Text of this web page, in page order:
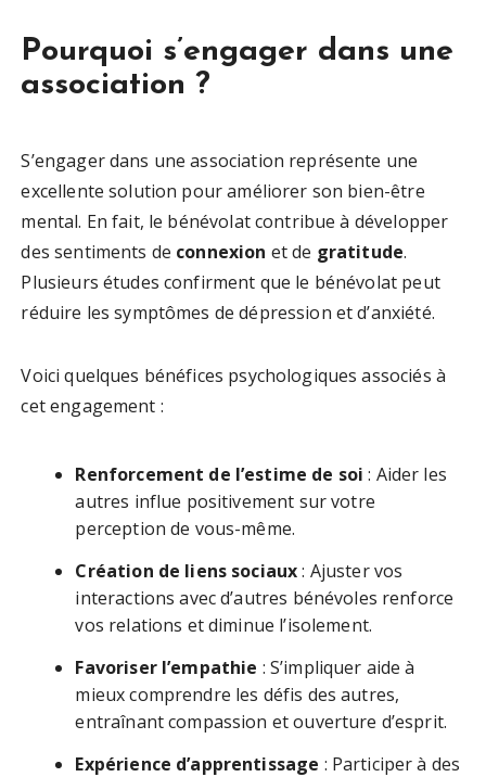
Pourquoi s’engager dans une
association ?
S’engager dans une association représente une
excellente solution pour améliorer son bien-être
mental. En fait, le bénévolat contribue à développer
des sentiments de connexion et de gratitude.
Plusieurs études confirment que le bénévolat peut
réduire les symptômes de dépression et d’anxiété.
Voici quelques bénéfices psychologiques associés à
cet engagement :
Renforcement de l’estime de soi : Aider les
autres influe positivement sur votre
perception de vous-même.
Création de liens sociaux: Ajuster vos
interactions avec d’autres bénévoles renforce
vos relations et diminue l’isolement.
Favoriser l’empathie : S’impliquer aide à
mieux comprendre les défis des autres,
entraînant compassion et ouverture d’esprit.
Expérience d’apprentissage : Participer à des